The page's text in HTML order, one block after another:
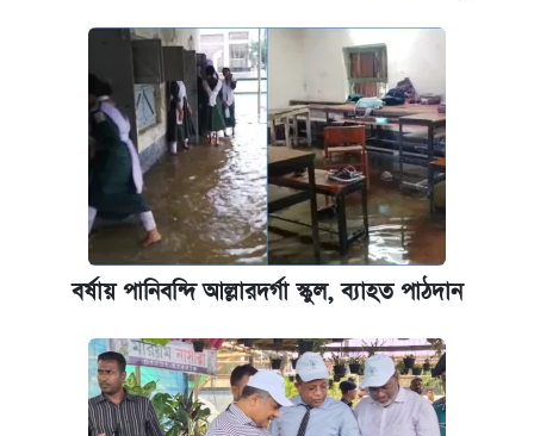
বর্ষায় পানিবন্দি আল্লারদর্গা স্কুল, ব্যাহত পাঠদান